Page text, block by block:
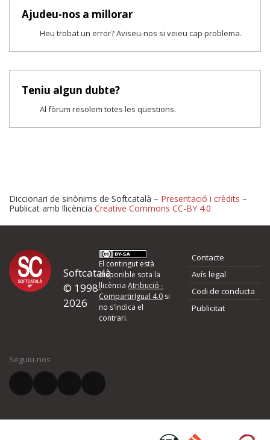
Ajudeu-nos a millorar
Heu trobat un error? Aviseu-nos si veieu cap problema.
Teniu algun dubte?
Al fòrum resolem totes les qüestions.
Proposeu-nos millores o
d'errors
Si heu trobat un error o voleu proposar alguna millora, ompliu els
quina és la millora que proposeu o l'error del qual voleu informar-
El vostre correu electrònic *
Diccionari de sinònims de Softcatalà – Presentació i crèdits –
Publicat amb llicència Creative Commons CC-BY 4.0
Softcatalà
© 1998-
2026
El contingut està
disponible sota la
llicènciaAtribució -
CompartirIgual 4.0 si
no s'indica el
contrari.
Contacte
Avís legal
Codi de conducta
Publicitat
Seguiu-nos